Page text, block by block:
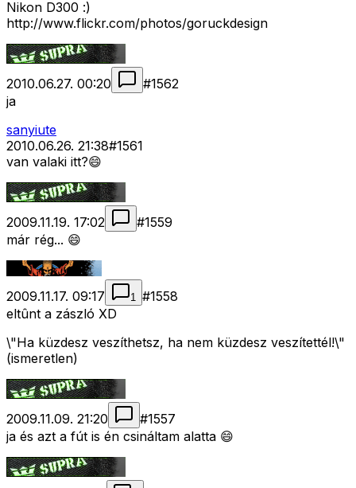
Nikon D300 :)
http://www.flickr.com/photos/goruckdesign
2010.06.27. 00:20 #1562
ja
sanyiute
2010.06.26. 21:38#1561
van valaki itt?😄
2009.11.19. 17:02 #1559
már rég... 😄
2009.11.17. 09:17 1 #1558
eltûnt a zászló XD
\"Ha küzdesz veszíthetsz, ha nem küzdesz veszítettél!\"
(ismeretlen)
2009.11.09. 21:20 #1557
ja és azt a fút is én csináltam alatta 😄